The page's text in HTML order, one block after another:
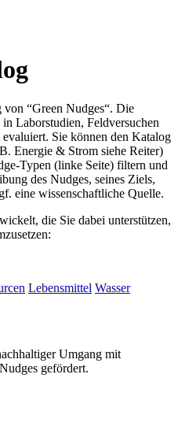
“Green Nudges“. Die
Laborstudien, Feldversuchen
Sie können den Katalog
Energie & Strom siehe Reiter)
Typen (linke Seite) filtern und
des Nudges, seines Ziels,
eine wissenschaftliche Quelle.
die Sie dabei unterstützen,
Lebensmittel Wasser
Umgang mit
gefördert.